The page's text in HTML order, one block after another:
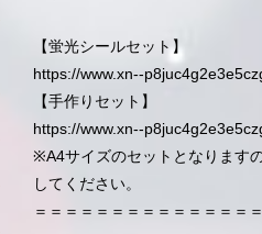
【蛍光シールセット】
https://www.xn--
【手作りセット】
https://www.xn--
※A4サイズのセットとなります
してください。
＝＝＝＝＝＝＝＝＝＝＝＝＝＝